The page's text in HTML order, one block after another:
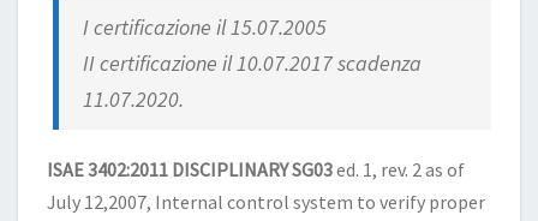
I certificazione il 15.07.2005
II certificazione il 10.07.2017 scadenza
11.07.2020.
ISAE 3402:2011 DISCIPLINARY SG03ed. 1, rev. 2 as of
July 12,2007, Internal control system to verify proper